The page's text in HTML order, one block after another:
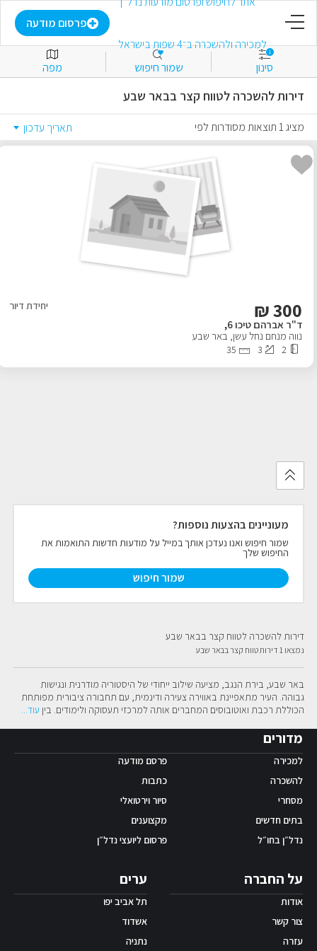
פרסום מודעה
פרסום מודעה
התחבר
מסחרי
פרויקטים חדשים
צילום תלת מימד
כתבות
1
סינון שמור חיפוש מפה
דירות להשכרה לטווח קצר בבאר שבע
מציג 1 תוצאות מסודרות לפי תאריך עדכון
300
₪ יחידת דיור
ד"ר אברהם טיכו 6,
נווה מנחם נחל עשן, באר שבע
2
3
35
מעוניינים בהצעות נוספות?
שמור חיפוש ואנו נעדכן אותך במייל על מודעות חדשות התואמות את
החיפוש שלך
שמור חיפוש
דירות להשכרה לטווח קצר בבאר שבע
נמצאו 1 דירות טווח קצר בבאר שבע
הכוללת רכבת ואוטובוסים המחברים אותה למרכזי תעסוקה ולימודים. בין עוד...
מדורים
למכירה
להשכרה
מסחרי
בתים חדשים
נדל״ן בחו״ל
פרסם מודעה
כתבות
סיור וירטואלי
מקצוענים
פרסום ליועצי נדל״ן
ערים
תל אביב יפו
אשדוד
נתניה
על החברה
אודות
צור קשר
עזרה